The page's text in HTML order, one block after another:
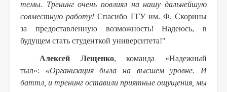
темы. Тренинг очень повлиял на нашу дальнейшую
совместную работу!Спасибо ГГУ им. Ф. Скорины
за предоставленную возможность! Надеюсь, в
будущем стать студенткой университета!"
Алексей Лещенко, команда «Надежный
тыл»: «Организация была на высшем уровне. И
баттл, и тренинг оставили приятные ощущения, мы